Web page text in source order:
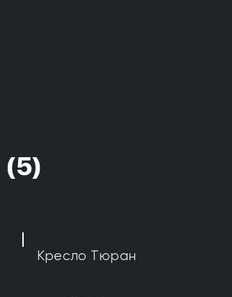
(5)
Кресло Тюран